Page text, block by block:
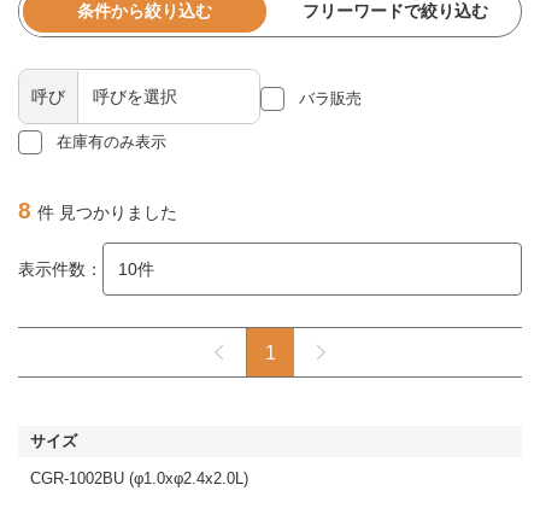
条件から絞り込む フリーワードで絞り込む
呼び バラ販売
在庫有のみ表示
8 件 見つかりました
表示件数：
1
CGR-1002BU (φ1.0xφ2.4x2.0L)